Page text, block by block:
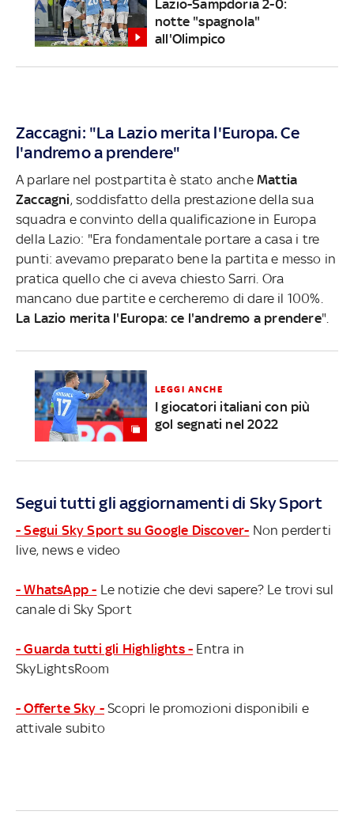
Lazio-Sampdoria 2-0:
notte "spagnola"
all'Olimpico
Zaccagni: "La Lazio merita l'Europa. Ce
l'andremo a prendere"
A parlare nel postpartita è stato anche Mattia
Zaccagni, soddisfatto della prestazione della sua
squadra e convinto della qualificazione in Europa
della Lazio: "Era fondamentale portare a casa i tre
punti: avevamo preparato bene la partita e messo in
pratica quello che ci aveva chiesto Sarri. Ora
mancano due partite e cercheremo di dare il 100%.
La Lazio merita l'Europa: ce l'andremo a prendere".
LEGGI ANCHE
I giocatori italiani con più
gol segnati nel 2022
Segui tutti gli aggiornamenti di Sky Sport
- Segui Sky Sport su Google Discover- Non perderti
live, news e video
- WhatsApp - Le notizie che devi sapere? Le trovi sul
canale di Sky Sport
- Guarda tutti gli Highlights - Entra in
SkyLightsRoom
- Offerte Sky - Scopri le promozioni disponibili e
attivale subito